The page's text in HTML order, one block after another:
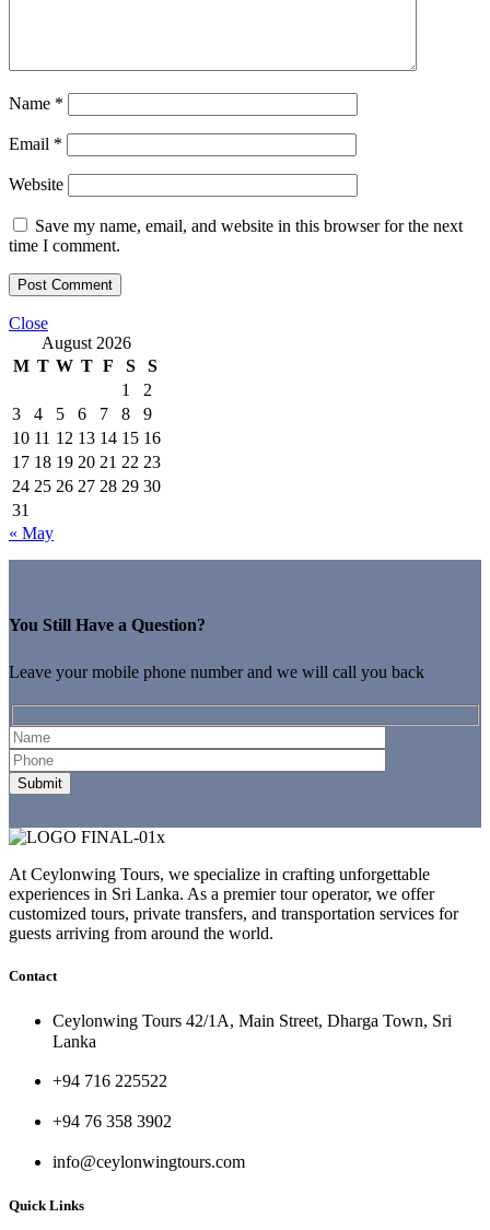
Name *
Email *
Website
Save my name, email, and website in this browser for the next
time I comment.
Close
August 2026
M T W T F S
S
1
2
3
4 5 6 7 8
9
10 11 12 13 14 15 16
17 18 19 20 21 22 23
24 25 26 27 28 29 30
31
« May
You Still Have a Question?
Leave your mobile phone number and we will call you back
At Ceylonwing Tours, we specialize in crafting unforgettable
experiences in Sri Lanka. As a premier tour operator, we offer
customized tours, private transfers, and transportation services for
guests arriving from around the world.
Contact
Ceylonwing Tours 42/1A, Main Street, Dharga Town, Sri
Lanka
+94 716 225522
+94 76 358 3902
info@ceylonwingtours.com
Quick Links